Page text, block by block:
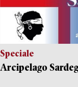
Speciale
Arcipelago